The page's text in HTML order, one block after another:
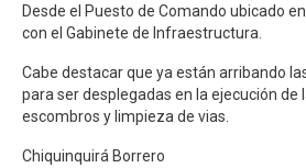
Desde el Puesto de Comando ubicado
con el Gabinete de Infraestructura.
Cabe destacar que ya están arribando
para ser desplegadas en la ejecución de
escombros y limpieza de vias.
Chiquinquirá Borrero